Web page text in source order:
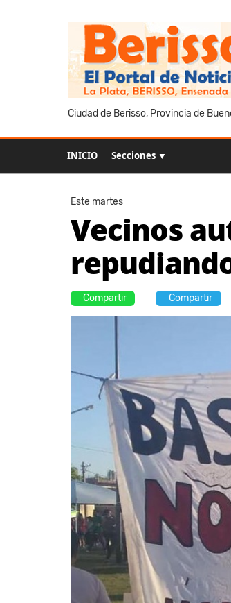
Ciudad de Berisso, Provincia de
INICIO Secciones ▼
Este martes
Vecinos
Compartir Compartir